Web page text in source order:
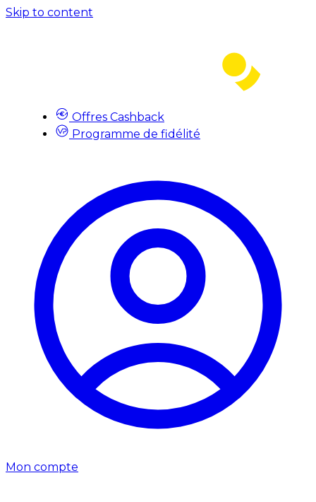
Skip to content
Offres Cashback
Programme de fidélité
Mon compte